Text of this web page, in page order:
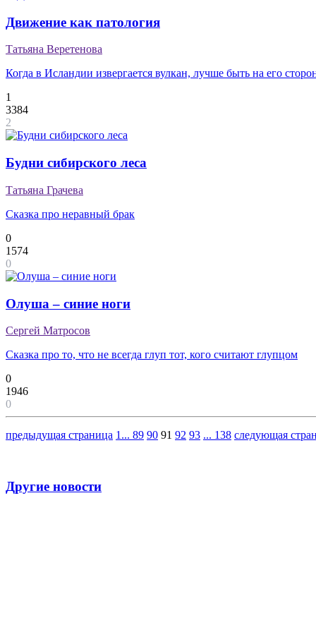
Движение как патология
Татьяна Веретенова
Когда в Исландии извергается вулкан, лучше быть на его
1
3384
2
Будни сибирского леса
Татьяна Грачева
Сказка про неравный брак
0
1574
0
Олуша – синие ноги
Сергей Матросов
Сказка про то, что не всегда глуп тот, кого считают глупцом
0
1946
0
предыдущая страница 1 ... 89 90 91 92 93 ... 138 следующая
Другие новости